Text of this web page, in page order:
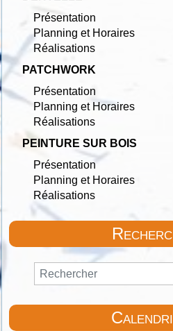
Présentation
Planning et Horaires
Réalisations
PATCHWORK
Présentation
Planning et Horaires
Réalisations
PEINTURE SUR BOIS
Présentation
Planning et Horaires
Réalisations